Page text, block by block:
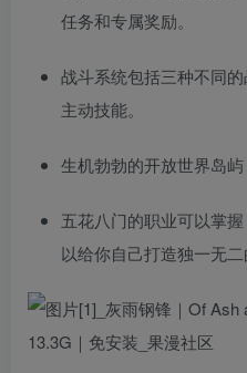
任务和专属奖励。
战斗系统包括三种不同
主动技能。
生机勃勃的开放世界岛屿
五花八门的职业可以掌
以给你自己打造独一无二